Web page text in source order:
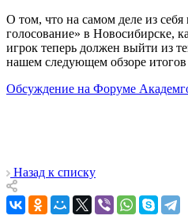
О том, что на самом деле из
голосование» в Новосибирске,
игрок теперь должен выйти из
нашем следующем обзоре
Обсуждение на Форуме
Назад к списку